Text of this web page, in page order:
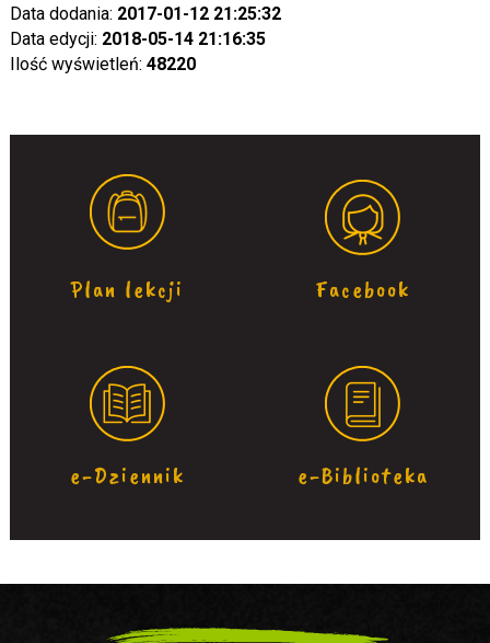
Data dodania: 2017-01-12 21:25:32
Data edycji: 2018-05-14 21:16:35
Ilość wyświetleń: 48220
Plan lekcji Facebook
e-Dziennik e-Biblioteka